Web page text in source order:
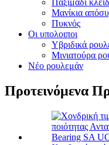
Παξιμάδι
Μανίκια
Πυκνός
Οι υπολοιποι
Υβριδικά
Μινιατούρα
Νέο ρουλεμάν
Προτεινόμενα